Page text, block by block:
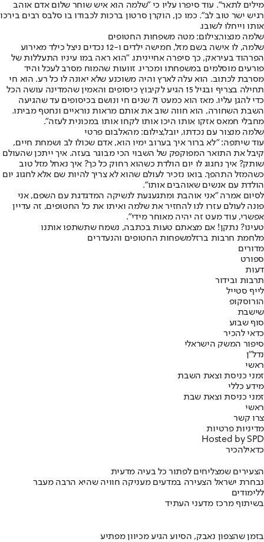
מילים לתאר". עוד סיפרו עליו כי "שלמה הוא איש שוחר שלום אדם אוהב
רגיש ישר טוב לב". כמו כן, הוקרן סרטון ברכות לכבודו בו סלבס רבים בירכו
אותו וייחלו לשובו.
שלמה מנצור,צילום: מטה משפחות החטופים
שלמה, לו אישה בשם מזל, חמישה ילדים ו-12 נכדים ניצל כילד מאירוע
הפרהוד בעיראק, כך סיפרה אחייניתו. "הוא ראה במו עיניו התעללות של
פורעים מוסלמים במשפחתו ומכריו. זוועות שהמוח מסרב לעכל והיד
מסרבת לכתוב. הוא עלה לארץ והיה משוכנע שלא יאונה לו כל רע. הוא חי
תחילה בצריף ובגיל 15 הגיע לקיבוץ כיסופים והאמין שהמדינה עושה הכל
כדי להגן עליו. מאז הוא כמעט 71 שנים חי ונושם בכיסופים עד שהגיעה
השבת השחורה, הוא חווה שוב את אותם מראות נוראיים ונחטף מביתו.
מחבלי חמאס אזקו אותו היכו אותו לקחו אותו במכונית לעזה".
שלמה מנצור עם נכדתו, יובל,צילום: מהאלבום פרטי
עוד שיתפה: "לא ברור איך בערוב ימיו הוא, אדם שכולו לב ושמחת חיים,
קיבל את התואר המפוקפק של השבוי הכי מבוגר בעזה. איך ייתכן שהעולם
שותק? איך נחגוג לו יום הולדת כשהוא רחוק כל כך? איך נאחל מזל טוב
כשהמזל התהפך. בואו נזכיר לעולם שהוא לא צריך להיות שם אלא לחגוג יום
הולדת עם אנשים שאוהבים אותו".
לסיום אמרה "אני אוהבת ומתגעגעת לנשיקה המדגדגת עם השפם, אני
פונה לעולם עזרו לנו להחזיר את שלמה ואיתו את כל החטופים, זה עדיין
אפשרי, עוד מעט זה יהיה מאוחר מידי".
טעינו? נתקן! אם מצאתם טעות בכתבה, נשמח שתשתפו אותנו
מלחמת חרבות ברזלמשפחות החטופים והנעדרים
מדורים
ספורט
דעות
תרבות ובידור
לייף סטייל
הורוסקופ
שישבת
סוף שבוע
כדאי להכיר
סיפור המשק הישראלי
נדל"ן
ראשי
זמני כניסת וצאת השבת
מידע כללי
זמני כניסת וצאת שבת
ראשי
צרו קשר
מדיניות פרטיות
Hosted by SPD
כדאילהכיר
הצעירים שמצליחים לפתור כל בעיה מדעית
נבחרת ישראל הצעירה במדעים מעניקה חוויה שהיא הרבה מעבר
ללימודים
בשיתוף מרכז מדעני העתיד
בזמן שהצפון נאבק, הסיוע הגיע מכיוון מפתיע